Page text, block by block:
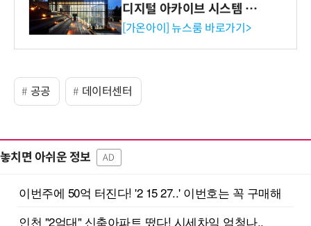
디지털 아카이브 시스템 구축
수행
[가온아이] 뉴스룸 바로가기>
공공 데이터센터
놓치면 아쉬운 정보 AD